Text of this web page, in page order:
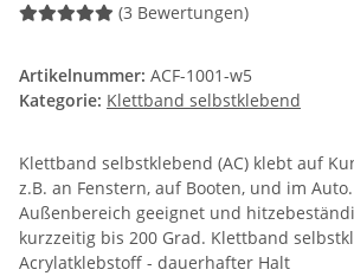
(3 Bewertungen)
Artikelnummer: ACF-1001-w5
Kategorie: Klettband selbstklebend
Klettband selbstklebend (AC) klebt auf
z.B. an Fenstern, auf Booten, und im
Außenbereich geeignet und
kurzzeitig bis 200 Grad. Klettband
Acrylatklebstoff - dauerhafter Halt